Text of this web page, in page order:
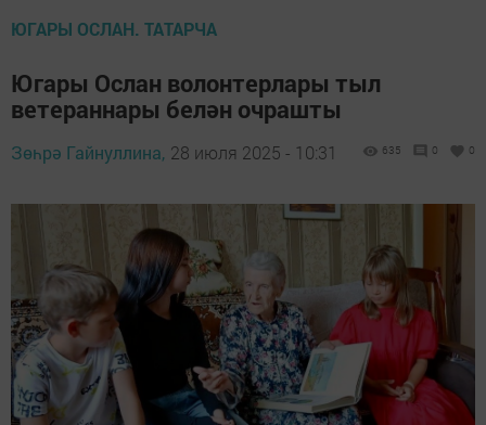
ЮГАРЫ ОСЛАН. ТАТАРЧА
Югары Ослан волонтерлары тыл
ветераннары белән очрашты
Зөһрә Гайнуллина, 28 июля 2025 - 10:31 635 0 0